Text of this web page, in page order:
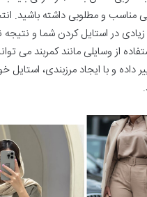
مناسب و مطلوبی داشته باشید.
زیادی در استایل کردن شما و نتیجه
از وسایلی مانند کمربند می
داده و با ایجاد مرزبندی، استایل